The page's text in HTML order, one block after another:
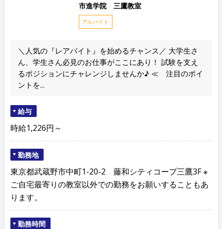
市進学院 三鷹教室
アルバイト
＼人気の『レアバイト』を始めるチャンス／ 大学生さ
ん、学生さん必見のお仕事がここにあり！ 試験を支え
るポジションにチャレンジしませんか♪ ≪ 注目のポイ
ントを...
給与
時給1,226円～
勤務地
東京都武蔵野市中町1-20-2 藤和シティコープ三鷹3F ※
ご自宅最寄りの教室以外での勤務をお願いすることもあ
ります。
勤務時間